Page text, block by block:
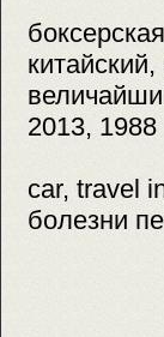
2013, 1988
car, travel
болезни